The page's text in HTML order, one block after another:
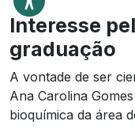
Interesse
graduação
A vontade de ser
Ana Carolina
bioquímica da área